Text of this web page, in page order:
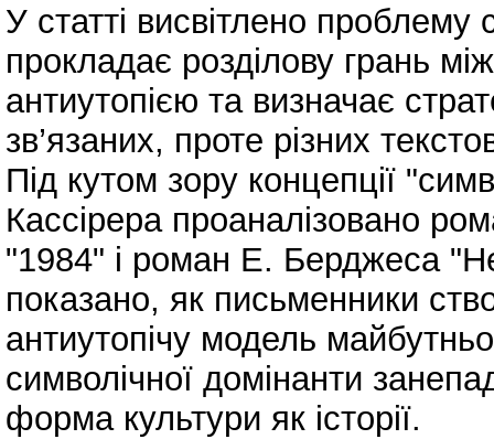
У статті висвітлено
прокладає розділову грань
антиутопією та визначає
зв’язаних, проте різних
Під кутом зору концепції
Кассірера проаналізовано
"1984" і роман Е. Берджеса
показано, як письменники
антиутопічу модель
символічної домінанти
форма культури як історії.